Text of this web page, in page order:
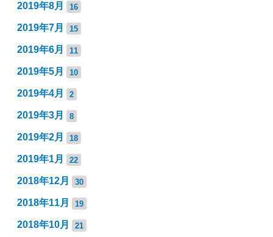
2019年8月 16
2019年7月 15
2019年6月 11
2019年5月 10
2019年4月 2
2019年3月 8
2019年2月 18
2019年1月 22
2018年12月 30
2018年11月 19
2018年10月 21